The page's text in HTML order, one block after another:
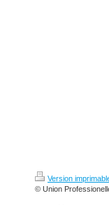
Version
© Union